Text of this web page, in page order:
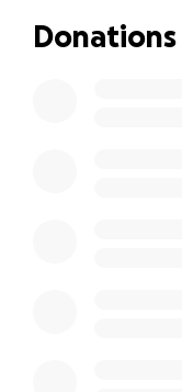
Wir haben Betty
einer Erkrankung
Donations